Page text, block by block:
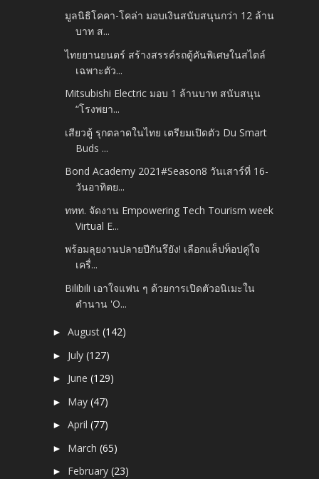
มูลนิธิโคคา-โคล่า มอบเงินสนับสนุนกว่า 12 ล้าน
บาท ส...
ไทยยานยนตร์ สร้างสรรค์รถตู้คันพิเศษในสไตล์
เฉพาะตัว...
Mitsubishi Electric มอบ 1 ล้านบาท สนับสนุน
“โรงพยา...
เสียวตู้ รุกตลาดในไทย เตรียมเปิดตัว Du Smart
Buds ...
Bond Academy 2021#Season8 วันเสาร์ที่ 16-
วันอาทิตย...
ททท. จัดงาน Empowering Tech Tourism week
Virtual E...
พร้อมลุยงานปลายปีกันรึยัง! เลือกแล็ปท็อปคู่ใจ
เครื่...
Bilibili เอาใจแฟน ๆ ด้วยการเปิดตัวอนิเมะใน
ตำนาน 'O...
►August(142)
► July(127)
► June(129)
► May(47)
►April(77)
► March(65)
► February(23)